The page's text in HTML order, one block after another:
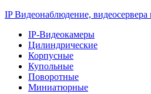
IP Видеонаблюдение, видеосервера
IP-Видеокамеры
Цилиндрические
Корпусные
Купольные
Поворотные
Миниатюрные